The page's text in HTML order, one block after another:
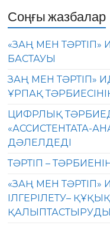
Соңғы жазбалар
«ЗАҢ МЕН
БАСТАУЫ
ЗАҢ МЕН ТӘРТІП»
ҰРПАҚ ТӘРБИЕСІНІҢ
ЦИФРЛЫҚ
«АССИСТЕНТАТА-
ДӘЛЕЛДЕДІ
ТӘРТІП –
«ЗАҢ МЕН
ІЛГЕРІЛЕТУ–
ҚАЛЫПТАСТЫРУДЫҢ